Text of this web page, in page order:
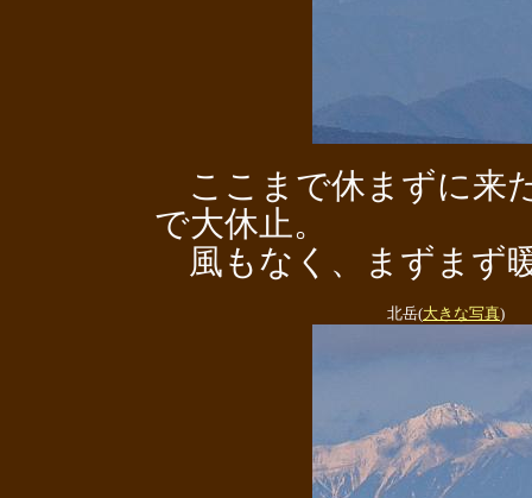
ここまで休まずに来
で大休止。
風もなく、まずまず
北岳(大きな写真)